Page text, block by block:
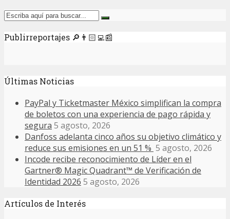
Publirreportajes 🔎👨🏻‍💻📰
Últimas Noticias
PayPal y Ticketmaster México simplifican la compra
de boletos con una experiencia de pago rápida y
segura 5 agosto, 2026
Danfoss adelanta cinco años su objetivo climático y
reduce sus emisiones en un 51 % 5 agosto, 2026
Incode recibe reconocimiento de Líder en el
Gartner® Magic Quadrant™ de Verificación de
Identidad 2026 5 agosto, 2026
Artículos de Interés